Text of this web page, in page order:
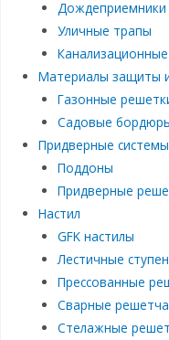
Дождеприемники
Уличные трапы
Материалы защиты
Газонные
Садовые
Придверные
Поддоны
Придверные
Настил
GFK настилы
Лестичные
Прессованные
Сварные
Стелажные